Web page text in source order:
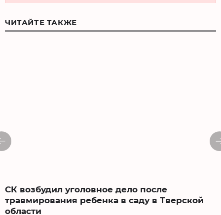
ЧИТАЙТЕ ТАКЖЕ
СК возбудил уголовное дело после
травмирования ребенка в саду в Тверской
области